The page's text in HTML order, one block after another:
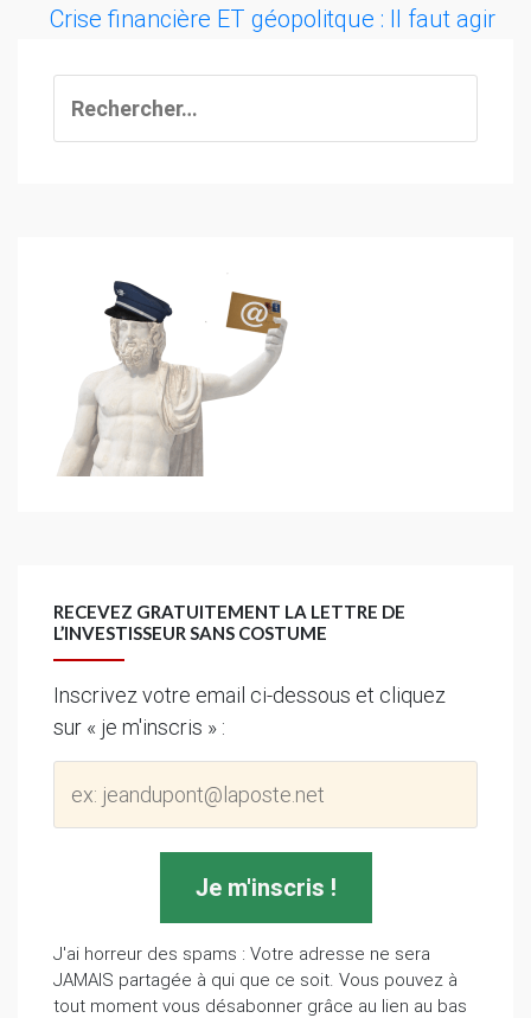
Crise financière ET géopolitque : Il faut agir
RECEVEZ GRATUITEMENT LA LETTRE DE
L’INVESTISSEUR SANS COSTUME
Inscrivez votre email ci-dessous et cliquez
sur « je m'inscris » :
J'ai horreur des spams : Votre adresse ne sera
JAMAIS partagée à qui que ce soit. Vous pouvez à
tout moment vous désabonner grâce au lien au bas